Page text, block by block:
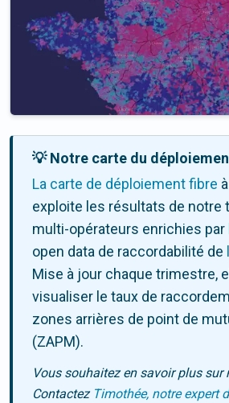
💡 Notre carte du
La carte de déploiement fibre
exploite les résultats de notre
multi-opérateurs enrichies par
open data de raccordabilité de
Mise à jour chaque trimestre,
visualiser le taux de
zones arrières de point de
(ZAPM).
Vous souhaitez en savoir plus sur
Contactez Timothée, notre expert